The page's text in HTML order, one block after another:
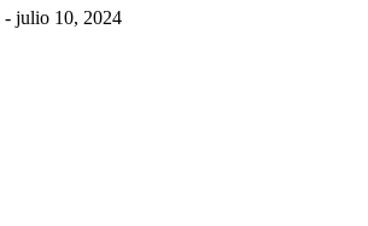
- julio 10, 2024